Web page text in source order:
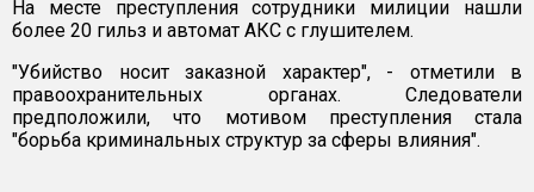
На месте преступления сотрудники милиции нашли
более 20 гильз и автомат АКС с глушителем.
"Убийство носит заказной характер", - отметили в
правоохранительных органах. Следователи
предположили, что мотивом преступления стала
"борьба криминальных структур за сферы влияния".